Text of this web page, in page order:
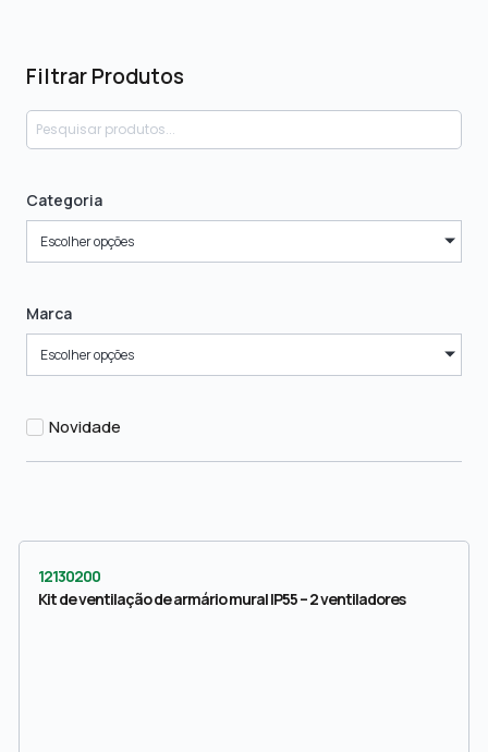
Filtrar Produtos
Categoria
Escolher opções
Marca
Escolher opções
Novidade
12130200
Kit de ventilação de armário mural IP55 – 2 ventiladores